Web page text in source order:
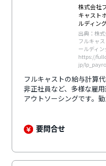
株式会社
キャスト
ルディン
出典：株
フルキャ
ールディン
https://
jp/
フルキャストの給与計算
非正社員など、多様な雇
アウトソーシングです。​
力、不備確認までを一括
に関する専門知識を持つ
の負担を軽減し、企業が
要問合せ